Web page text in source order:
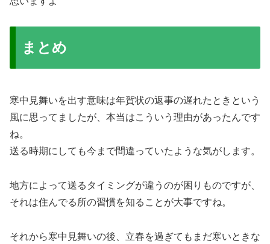
まとめ
寒中見舞いを出す意味は年賀状の返事の遅れたときという
風に思ってましたが、本当はこういう理由があったんです
ね。
送る時期にしても今まで間違っていたような気がします。
地方によって送るタイミングが違うのが困りものですが、
それは住んでる所の習慣を知ることが大事ですね。
それから寒中見舞いの後、立春を過ぎてもまだ寒いときな